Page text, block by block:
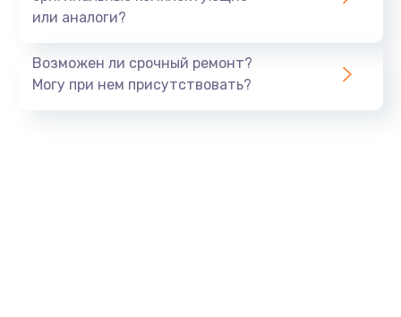
Тюнинг динамиков
или аналоги?
Возможен ли срочный ремонт?
Могу при нем присутствовать?